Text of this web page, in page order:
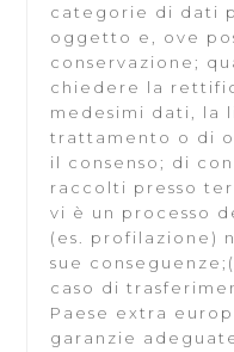
categorie di dati
oggetto e, ove
conservazione;
chiedere la
medesimi dati, la
trattamento o di
il consenso; di
raccolti presso
vi è un processo
(es. profilazione)
sue
caso di
Paese extra
garanzie